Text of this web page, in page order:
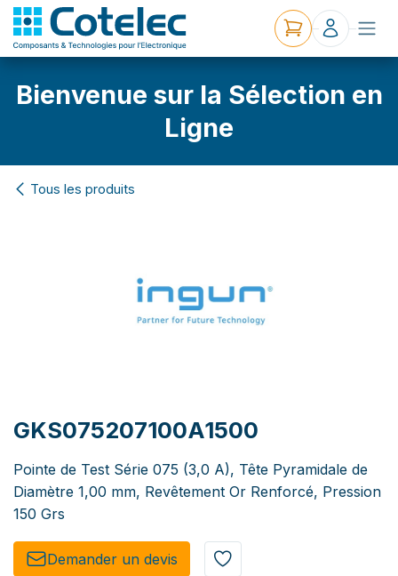
Bienvenue sur la Sélection en
Ligne
Tous les produits
GKS075207100A1500
Pointe de Test Série 075 (3,0 A), Tête Pyramidale de
Diamètre 1,00 mm, Revêtement Or Renforcé, Pression
150 Grs
Demander un de​​vis​​